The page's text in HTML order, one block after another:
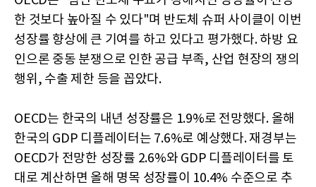
한 것보다 높아질 수 있다"며 반도체 슈퍼 사이클이 이번
성장률 향상에 큰 기여를 하고 있다고 평가했다. 하방 요
인으론 중동 분쟁으로 인한 공급 부족, 산업 현장의 쟁의
행위, 수출 제한 등을 꼽았다.
OECD는 한국의 내년 성장률은 1.9%로 전망했다. 올해
한국의 GDP 디플레이터는 7.6%로 예상했다. 재경부는
OECD가 전망한 성장률 2.6%와 GDP 디플레이터를 토
대로 계산하면 올해 명목 성장률이 10.4% 수준으로 추